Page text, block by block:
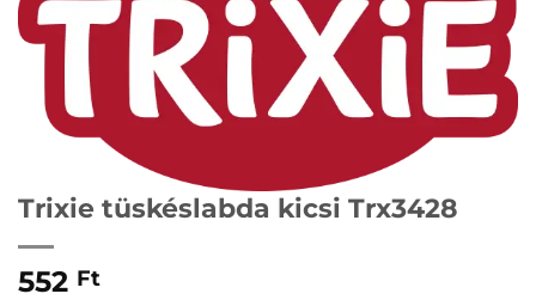
Trixie tüskéslabda kicsi Trx3428
552 Ft